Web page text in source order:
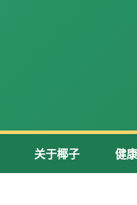
关于椰子 健